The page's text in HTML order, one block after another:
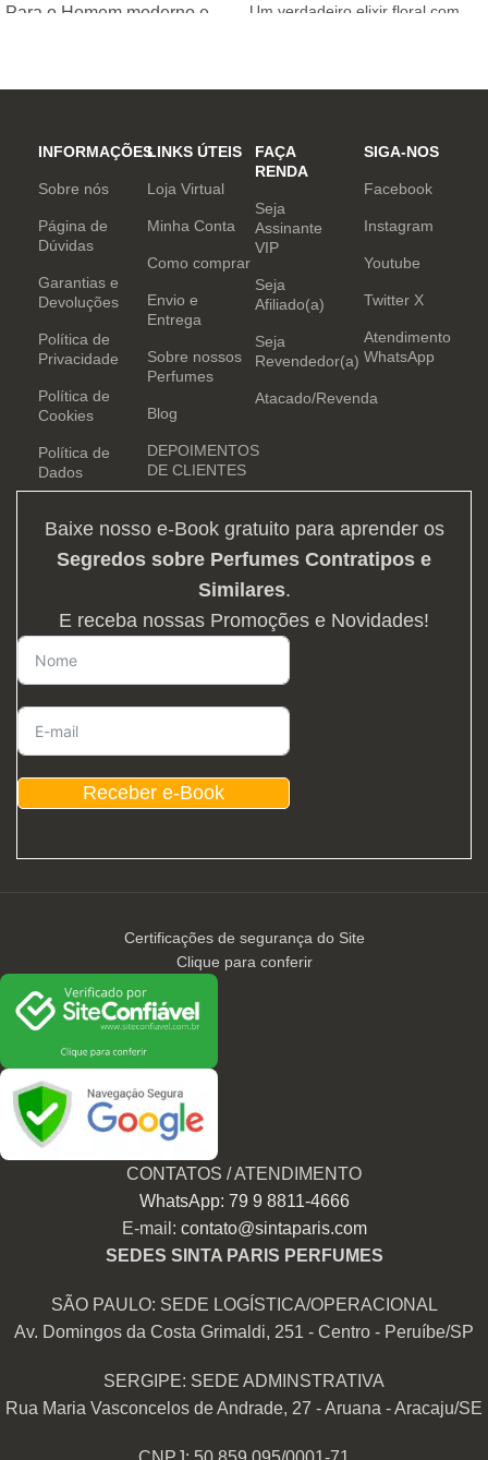
Para o Homem moderno e
inovar sempre, provocando
e determinação.
Um verdadeiro elixir floral com
INFORMAÇÕES
Sobre nós
Página de
Dúvidas
Garantias e
Devoluções
Política de
Privacidade
Política de
Cookies
Política de
Dados
LINKS ÚTEIS
Loja Virtual
Minha Conta
Como comprar
Envio e
Entrega
Sobre nossos
Perfumes
Blog
DEPOIMENTOS
DE CLIENTES
FAÇA
RENDA
Seja
Assinante
VIP
Seja
Afiliado(a)
Seja
Revendedor(a)
Atacado/Revenda
SIGA-NOS
Facebook
Instagram
Youtube
Twitter X
Atendimento
WhatsApp
Baixe nosso e-Book gratuito para aprender os
Segredos sobre Perfumes Contratipos e
Similares.
E receba nossas Promoções e Novidades!
Receber e-Book
Certificações de segurança do Site
Clique para conferir
CONTATOS / ATENDIMENTO
WhatsApp: 79 9 8811-4666
E-mail: contato@sintaparis.com
SEDES SINTA PARIS PERFUMES
SÃO PAULO: SEDE LOGÍSTICA/OPERACIONAL
Av. Domingos da Costa Grimaldi, 251 - Centro - Peruíbe/SP
SERGIPE: SEDE ADMINSTRATIVA
Rua Maria Vasconcelos de Andrade, 27 - Aruana - Aracaju/SE